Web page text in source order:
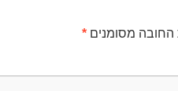
החובה מסומנים *